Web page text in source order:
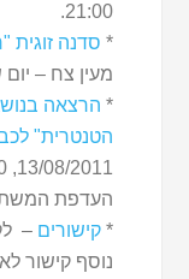
21:00.
* סדנה זוגית
מעין צח – יום שבת, 13/08/
* הרצאה
הטנטרית"
העדפת
*קישורים –